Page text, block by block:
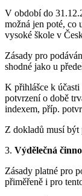
V období do
možná jen poté, co
vysoké škole v
Zásady pro
shodné jako u
K přihlášce k
potvrzení o době
indexem, příp.
Z dokladů musí být
3. Výdělečná
Zásady platné pro
přiměřeně i pro